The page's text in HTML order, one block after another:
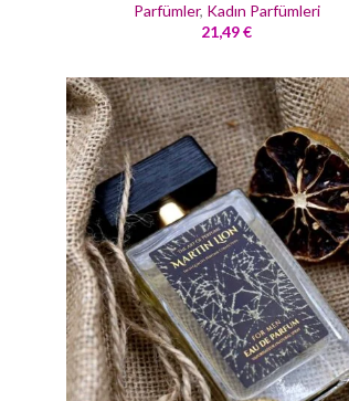
Parfümler, Kadın Parfümleri
21,49€